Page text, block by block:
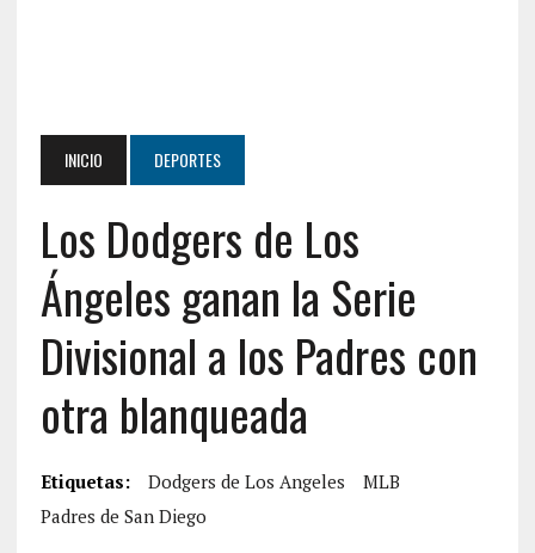
INICIO DEPORTES
Los Dodgers de Los
Ángeles ganan la Serie
Divisional a los Padres con
otra blanqueada
Etiquetas: Dodgers de Los Angeles
MLB
Padres de San Diego